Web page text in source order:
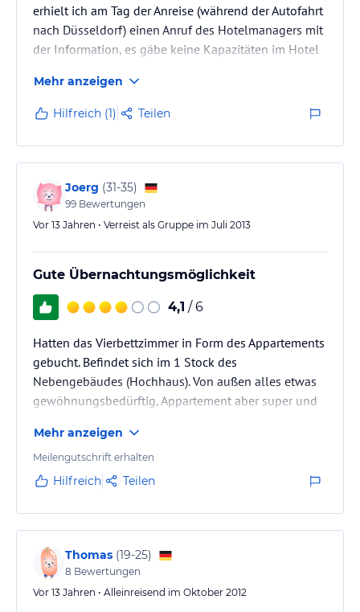
erhielt ich am Tag der Anreise (während der Autofahrt
nach Düsseldorf) einen Anruf des Hotelmanagers mit
der Information, es gäbe keine Kapazitäten im Hotel
Kollegin angenommen, ich bin jetzt auf einer
Warteliste! Als Alternative wurde dann für mich ein
Zimmer in einem "Partnerhotel" reserviert, in dem ich
schließlich auch übernachtet habe. Das allgemeine
Geschäftsgebaren im "Achteck" wirft definitiv Fragen
auf,…
Mehr anzeigen
Hilfreich (1) Teilen
Joerg (31-35)
99 Bewertungen
Vor 13 Jahren • Verreist als Gruppe im Juli 2013
Gute Übernachtungsmöglichkeit
4,1 / 6
Hatten das Vierbettzimmer in Form des Appartements
gebucht. Befindet sich im 1 Stock des
Nebengebäudes (Hochhaus). Von außen alles etwas
gewöhnungsbedürftig, Appartement aber super und
aber OK. Für eine Übernachtung zu empfehlen
Mehr anzeigen
Meilengutschrift erhalten
Hilfreich Teilen
Thomas (19-25)
8 Bewertungen
Vor 13 Jahren • Alleinreisend im Oktober 2012